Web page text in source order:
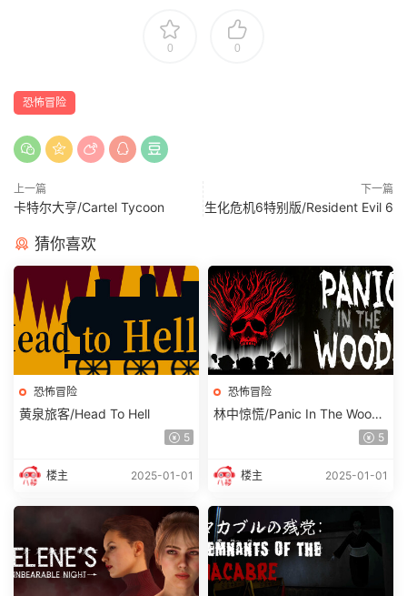
0 0
恐怖冒险
上一篇
卡特尔大亨/Cartel Tycoon
下一篇
生化危机6特别版/Resident Evil 6
猜你喜欢
恐怖冒险
黄泉旅客/Head To Hell
5
楼主 2025-01-01
恐怖冒险
林中惊慌/Panic In The Woods
5
楼主 2025-01-01